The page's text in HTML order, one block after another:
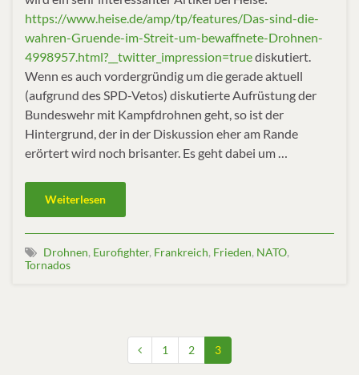
https://www.heise.de/amp/tp/features/Das-sind-die-
wahren-Gruende-im-Streit-um-bewaffnete-Drohnen-
4998957.html?__twitter_impression=truediskutiert.
Wenn es auch vordergründig um die gerade aktuell
(aufgrund des SPD-Vetos) diskutierte Aufrüstung der
Bundeswehr mit Kampfdrohnen geht, so ist der
Hintergrund, der in der Diskussion eher am Rande
erörtert wird noch brisanter. Es geht dabei um …
Weiterlesen
Drohnen, Eurofighter, Frankreich, Frieden, NATO,
Tornados
1 2 3